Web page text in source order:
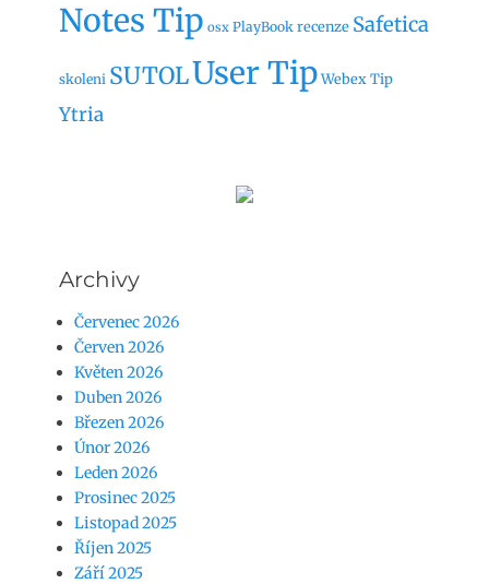
Notes Tip osx PlayBook recenze Safetica
skoleni SUTOLUser TipWebex Tip
Ytria
Archivy
Červenec 2026
Červen 2026
Květen 2026
Duben 2026
Březen 2026
Únor 2026
Leden 2026
Prosinec 2025
Listopad 2025
Říjen 2025
Září 2025